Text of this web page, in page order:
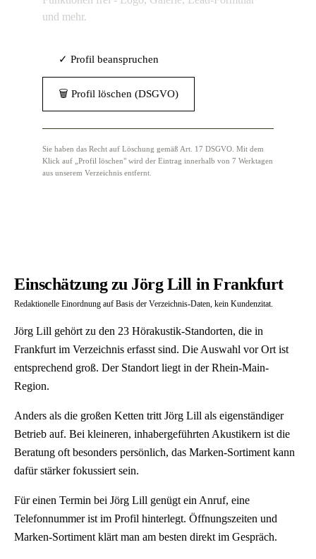
und mehr.
✓ Profil beanspruchen
🗑 Profil löschen (DSGVO)
Sie haben das Recht auf Löschung gemäß Art. 17 DSGVO. Mit dem
Klick auf „Profil löschen" wird der Eintrag innerhalb von 7 Werktagen
aus unserem Verzeichnis entfernt.
Einschätzung zu Jörg Lill in Frankfurt
Redaktionelle Einordnung auf Basis der Verzeichnis-Daten, kein Kundenzitat.
Jörg Lill gehört zu den 23 Hörakustik-Standorten, die in
Frankfurt im Verzeichnis erfasst sind. Die Auswahl vor Ort ist
entsprechend groß. Der Standort liegt in der Rhein-Main-
Region.
Anders als die großen Ketten tritt Jörg Lill als eigenständiger
Betrieb auf. Bei kleineren, inhabergeführten Akustikern ist die
Beratung oft besonders persönlich, das Marken-Sortiment kann
dafür stärker fokussiert sein.
Für einen Termin bei Jörg Lill genügt ein Anruf, eine
Telefonnummer ist im Profil hinterlegt. Öffnungszeiten und
Marken-Sortiment klärt man am besten direkt im Gespräch.